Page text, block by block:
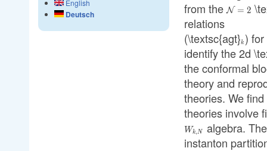
from the N = 2
relations
(\textsc{agt}k )
identify the 2d
the conformal
theory and
theories. We
theories involve
W_{k,N}
Wk,N
algebra.
instanton
English
Deutsch